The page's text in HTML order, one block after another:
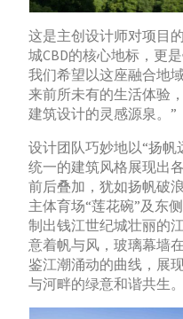
这是主创设计师对项目
城CBD的核心地标，更
我们希望以这座融合地
来前所未有的生活体验
建筑设计的灵感源泉。”
设计团队巧妙地以“扬
统一的建筑风格展现出
前后叠加，犹如扬帆破
主体育场“莲花碗”及东
制出钱江世纪城壮丽的
意着帆与风，玻璃幕墙
鉴江潮涌动的曲线，展
与河畔的绿意和谐共生。